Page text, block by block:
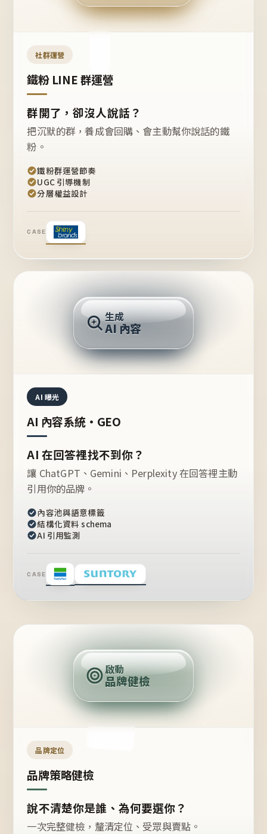
開團
嗎？
社群運營
鐵粉 LINE 群運營
群開了，卻沒人說話？
把沉默的群，養成會回購、會主動幫你說話的鐵
粉。
鐵粉群運營節奏
UGC 引導機制
分層權益設計
CASE
推薦的台灣品牌？
生成
AI 內容
AI 曝光
AI 內容系統・GEO
AI 在回答裡找不到你？
讓 ChatGPT、Gemini、Perplexity 在回答裡主動
引用你的品牌。
內容池與語意標籤
結構化資料 schema
AI 引用監測
CASE
定
位
點
啟動
品牌健檢
品牌定位
品牌策略健檢
說不清楚你是誰、為何要選你？
一次完整健檢，釐清定位、受眾與賣點。